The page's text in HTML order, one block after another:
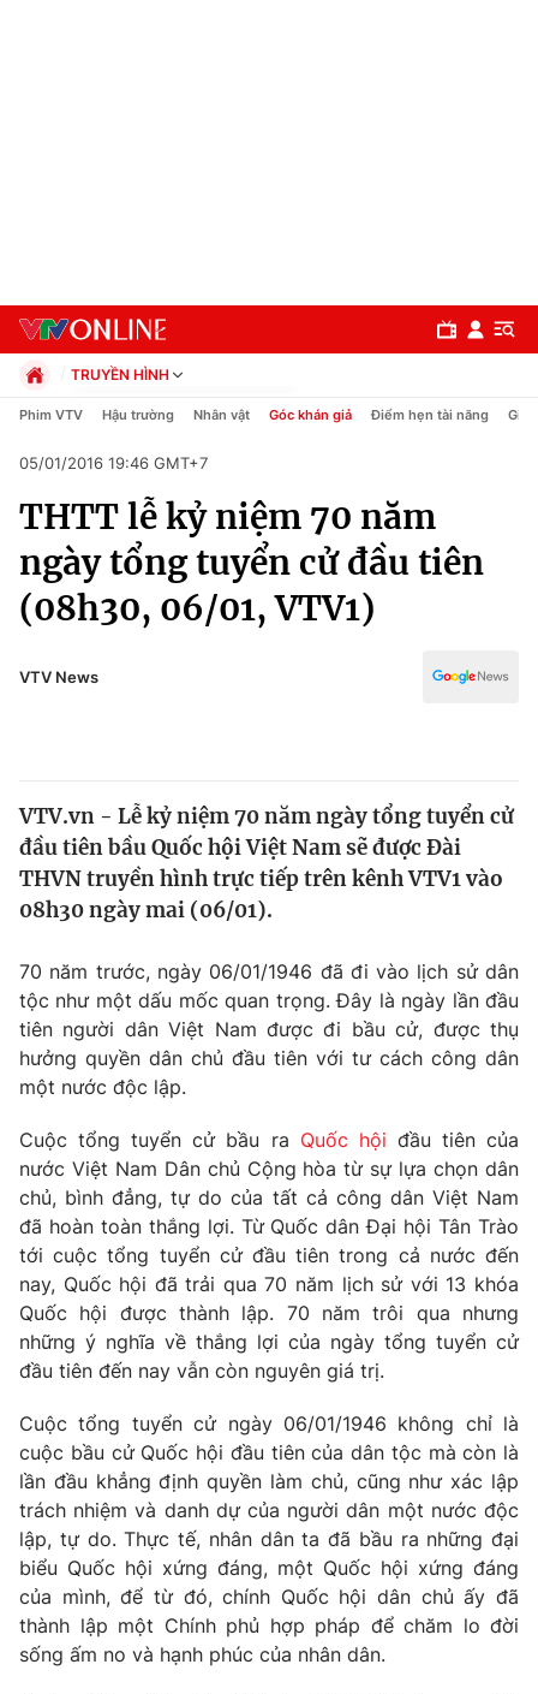
Chuyên mục
Chính trị
Xã hội
Pháp luật
Thế giới
Tin tức
Thế giới đó đây
Câu chuyện quốc tế
Kinh tế
Thị trường
Góc doanh nghiệp
Dữ liệu và đời sống
Truyền hình
Phim VTV
Hậu trường
Nhân vật
Khán giả
Giải sao mai
Giải trí
Điện ảnh
Âm nhạc
Sao
Đời sống
Du lịch
Làm đẹp
Chất lượng cuộc sống
Giáo dục
Tuyển sinh
Học trực tuyến
Công nghệ
Hitech Công nghệ tương lai
Sản phẩm
Thị trường
Tư vấn
Giao lưu trực tuyến
Lịch phát sóng
Chuyên mục khác
Emagazine Podcast
Photo Infographic
TRUYỀN HÌNH
Chính trị
Pháp luật
Kinh tế
Thể thao
Truyền hình
Văn hóa - Giải trí
Y tế
Công nghệ
Phim VTV Hậu trường Nhân vật Góc khán giả Điểm hẹn tài năng Giải
05/01/2016 19:46 GMT+7
THTT lễ kỷ niệm 70 năm
ngày tổng tuyển cử đầu tiên
(08h30, 06/01, VTV1)
VTV News
VTV.vn - Lễ kỷ niệm 70 năm ngày tổng tuyển cử
đầu tiên bầu Quốc hội Việt Nam sẽ được Đài
THVN truyền hình trực tiếp trên kênh VTV1 vào
08h30 ngày mai (06/01).
70 năm trước, ngày 06/01/1946 đã đi vào lịch sử dân
tộc như một dấu mốc quan trọng. Đây là ngày lần đầu
tiên người dân Việt Nam được đi bầu cử, được thụ
hưởng quyền dân chủ đầu tiên với tư cách công dân
một nước độc lập.
Cuộc tổng tuyển cử bầu ra Quốc hội đầu tiên của
nước Việt Nam Dân chủ Cộng hòa từ sự lựa chọn dân
chủ, bình đẳng, tự do của tất cả công dân Việt Nam
đã hoàn toàn thắng lợi. Từ Quốc dân Đại hội Tân Trào
tới cuộc tổng tuyển cử đầu tiên trong cả nước đến
nay, Quốc hội đã trải qua 70 năm lịch sử với 13 khóa
Quốc hội được thành lập. 70 năm trôi qua nhưng
những ý nghĩa về thắng lợi của ngày tổng tuyển cử
đầu tiên đến nay vẫn còn nguyên giá trị.
Cuộc tổng tuyển cử ngày 06/01/1946 không chỉ là
cuộc bầu cử Quốc hội đầu tiên của dân tộc mà còn là
lần đầu khẳng định quyền làm chủ, cũng như xác lập
trách nhiệm và danh dự của người dân một nước độc
lập, tự do. Thực tế, nhân dân ta đã bầu ra những đại
biểu Quốc hội xứng đáng, một Quốc hội xứng đáng
của mình, để từ đó, chính Quốc hội dân chủ ấy đã
thành lập một Chính phủ hợp pháp để chăm lo đời
sống ấm no và hạnh phúc của nhân dân.